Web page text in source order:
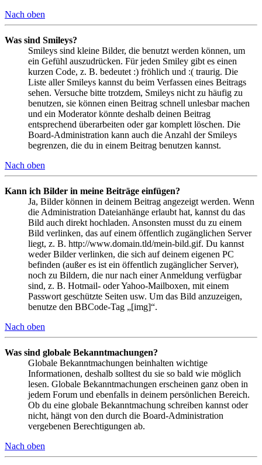
Nach oben
Was sind Smileys?
Smileys sind kleine Bilder, die benutzt werden können, um
ein Gefühl auszudrücken. Für jeden Smiley gibt es einen
kurzen Code, z. B. bedeutet :) fröhlich und :( traurig. Die
Liste aller Smileys kannst du beim Verfassen eines Beitrags
sehen. Versuche bitte trotzdem, Smileys nicht zu häufig zu
benutzen, sie können einen Beitrag schnell unlesbar machen
und ein Moderator könnte deshalb deinen Beitrag
entsprechend überarbeiten oder gar komplett löschen. Die
Board-Administration kann auch die Anzahl der Smileys
begrenzen, die du in einem Beitrag benutzen kannst.
Nach oben
Kann ich Bilder in meine Beiträge einfügen?
Ja, Bilder können in deinem Beitrag angezeigt werden. Wenn
die Administration Dateianhänge erlaubt hat, kannst du das
Bild auch direkt hochladen. Ansonsten musst du zu einem
Bild verlinken, das auf einem öffentlich zugänglichen Server
liegt, z. B. http://www.domain.tld/mein-bild.gif. Du kannst
weder Bilder verlinken, die sich auf deinem eigenen PC
befinden (außer es ist ein öffentlich zugänglicher Server),
noch zu Bildern, die nur nach einer Anmeldung verfügbar
sind, z. B. Hotmail- oder Yahoo-Mailboxen, mit einem
Passwort geschützte Seiten usw. Um das Bild anzuzeigen,
benutze den BBCode-Tag „[img]“.
Nach oben
Was sind globale Bekanntmachungen?
Globale Bekanntmachungen beinhalten wichtige
Informationen, deshalb solltest du sie so bald wie möglich
lesen. Globale Bekanntmachungen erscheinen ganz oben in
jedem Forum und ebenfalls in deinem persönlichen Bereich.
Ob du eine globale Bekanntmachung schreiben kannst oder
nicht, hängt von den durch die Board-Administration
vergebenen Berechtigungen ab.
Nach oben